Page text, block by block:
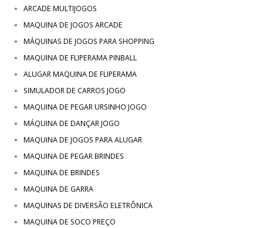
ARCADE MULTIJOGOS
MAQUINA DE JOGOS ARCADE
MÁQUINAS DE JOGOS PARA SHOPPING
MAQUINA DE FLIPERAMA PINBALL
ALUGAR MAQUINA DE FLIPERAMA
SIMULADOR DE CARROS JOGO
MAQUINA DE PEGAR URSINHO JOGO
MÁQUINA DE DANÇAR JOGO
MAQUINA DE JOGOS PARA ALUGAR
MAQUINA DE PEGAR BRINDES
MAQUINA DE BRINDES
MAQUINA DE GARRA
MAQUINAS DE DIVERSÃO ELETRÔNICA
MAQUINA DE SOCO PREÇO